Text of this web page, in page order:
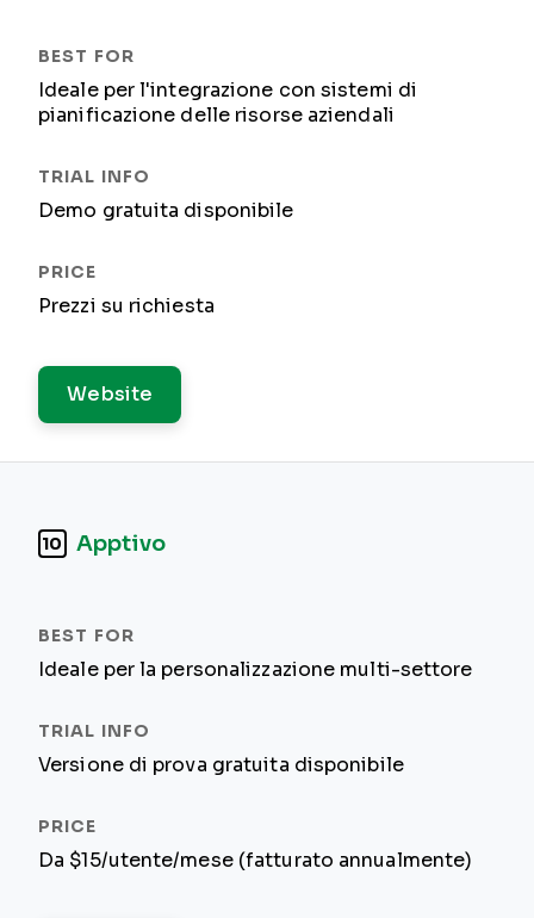
Ideale per l'integrazione con sistemi di
pianificazione delle risorse aziendali
Demo gratuita disponibile
Prezzi su richiesta
Website
10 Apptivo
Ideale per la personalizzazione multi-settore
Versione di prova gratuita disponibile
Da $15/utente/mese (fatturato annualmente)